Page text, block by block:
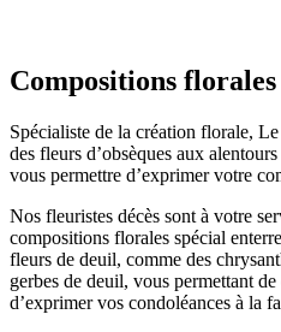
Compositions
Spécialiste de la création florale,
des fleurs d’obsèques aux alentours
vous permettre d’exprimer votre
Nos fleuristes décès sont à votre
compositions florales spécial
fleurs de deuil, comme des
gerbes de deuil, vous permettant
d’exprimer vos condoléances à la